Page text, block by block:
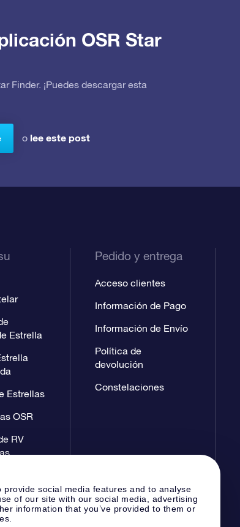
social media features and to analyse
of our site with our social media, advertising
information that you’ve provided to them or
OSR Star
Finder. ¡Puedes descargar esta
o lee este post
Estrella
Estrellas
OSR
RV
Pedido y entrega
Acceso clientes
Información de Pago
Información de Envío
Política de
devolución
Constelaciones